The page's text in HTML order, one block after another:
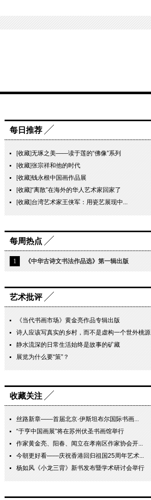
每日推荐
[收藏]无琢之美——读于莲的“佛像”系列
[收藏]张宗祥和他的时代
[收藏]钱永根中国画作品展
[收藏]“离散”在海外的华人艺术家回家了
[收藏]台湾艺术家王侠军：用瓷艺展现中...
每周热点
1 《中华古诗文书法作品选》第一辑出版
艺术批评
《当代书画市场》黄金亮作品专辑出版
诗人应该写真实的乡村，而不是虚构一个世外桃源
静水流深的日常生活始终是故事的矿藏
展览为什么要“策”？
收藏关注
丝路新章——首届北京·伊斯坦布尔国际书画...
“于亨中国画展”将在苏州伏圣书画馆举行
作家黄金亮、阳春、闻立在孝南区作家协会开...
今朝更好看——庆祝香港回归祖国25周年艺术...
杨如风《小龙三背》新书发布暨学术研讨会举行